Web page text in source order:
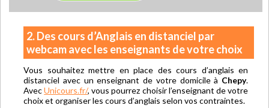
2. Des cours d’Anglais en distanciel par
webcam avec les enseignants de votre choix
Vous souhaitez mettre en place des cours d’anglais en
distanciel avec un enseignant de votre domicile à Chepy.
AvecUnicours.fr/, vous pourrez choisir l’enseignant de votre
choix et organiser les cours d’anglais selon vos contraintes.